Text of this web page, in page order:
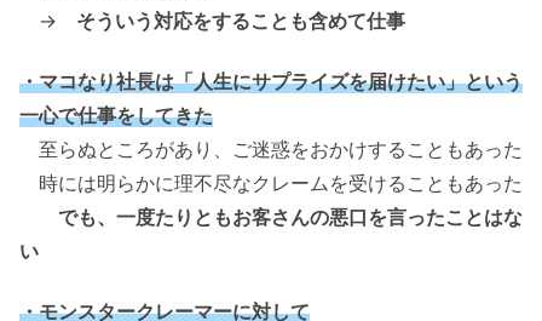
→ そういう対応をすることも含めて仕事
・マコなり社長は「人生にサプライズを届けたい」という
一心で仕事をしてきた
至らぬところがあり、ご迷惑をおかけすることもあった
時には明らかに理不尽なクレームを受けることもあった
でも、一度たりともお客さんの悪口を言ったことはな
い
・モンスタークレーマーに対して